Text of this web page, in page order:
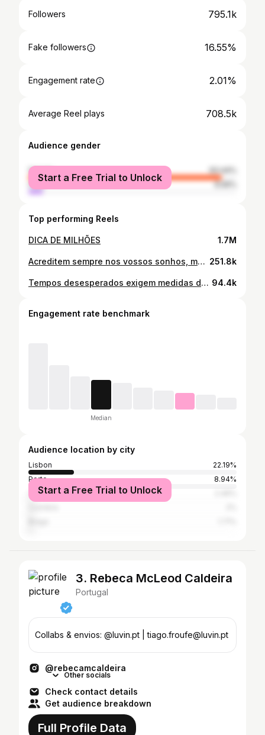
Followers 795.1k
Fake followers 16.55%
Engagement rate 2.01%
Average Reel plays 708.5k
Audience gender
female
93.44%
male
6.56%
Start a Free Trial to Unlock
Top performing Reels
DICA DE MILHÕES 1.7M
Acreditem sempre nos vossos sonhos, mesmo que os vossos maridos não acreditem. Participação especial do parceiro @hyundaipt Santa Fe 251.8k
Tempos desesperados exigem medidas desesperadas. 94.4k
Engagement rate benchmark
Median
Audience location by city
Lisbon
22.19%
Porto
8.94%
Cascais
Start a Free Trial to Unlock
3. Rebeca McLeod Caldeira
Portugal
Collabs & envios: @luvin.pt | tiago.froufe@luvin.pt
@rebecamcaldeira
Other socials
Check contact details
Get audience breakdown
Full Profile Data